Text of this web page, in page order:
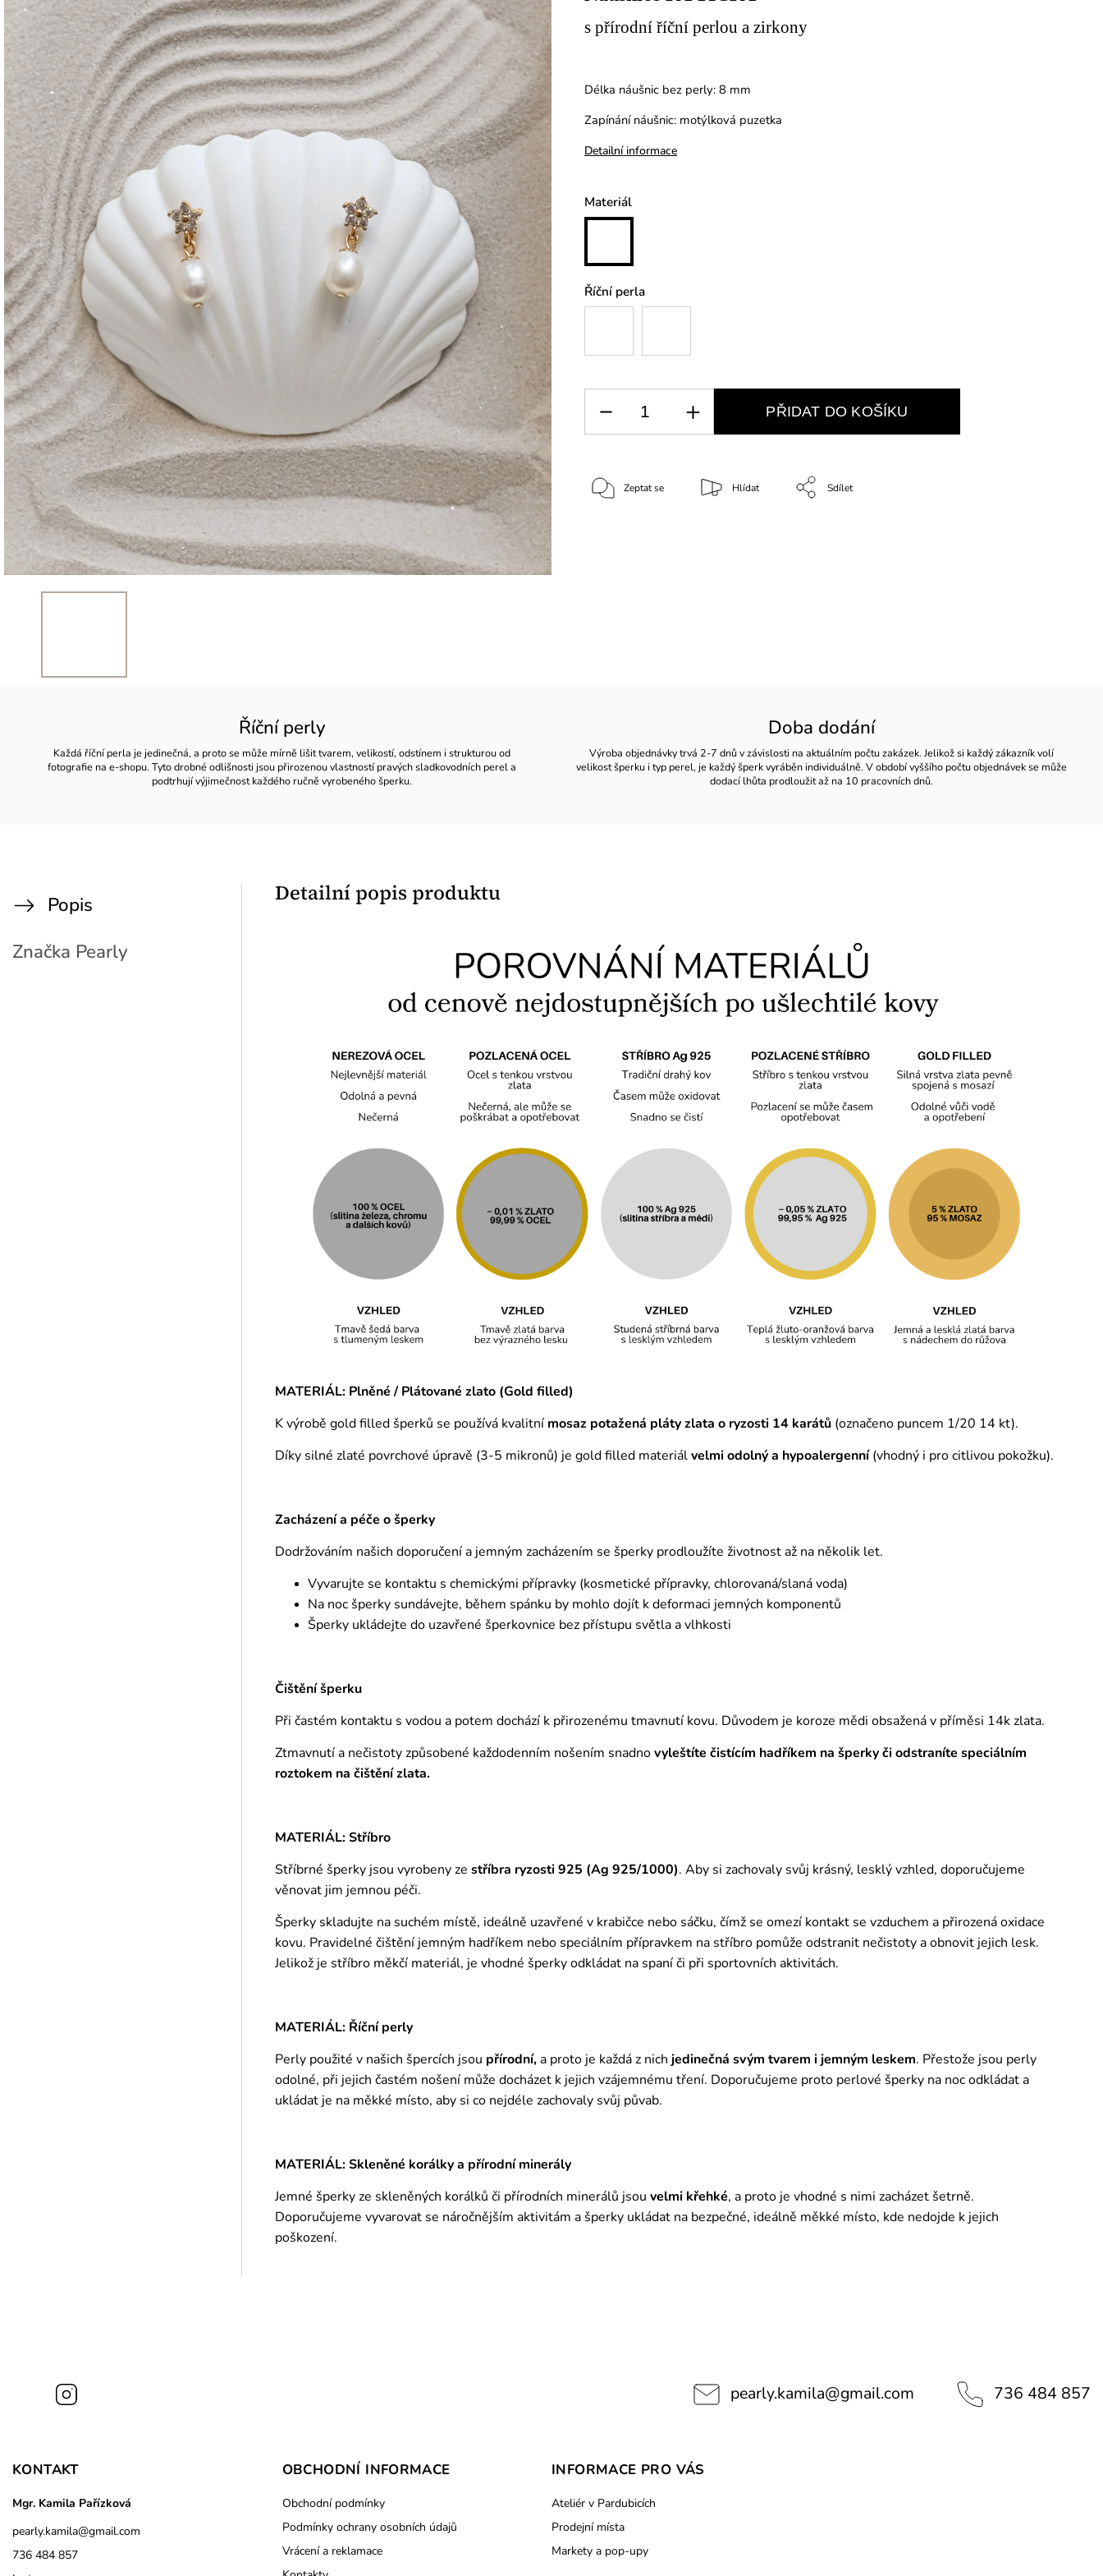
s přírodní říční perlou a zirkony
Délka náušnic bez perly: 8 mm
Zapínání náušnic: motýlková puzetka
Detailní informace
Materiál
Říční perla
PŘIDAT DO KOŠÍKU
Zeptat se Hlídat Sdílet
Říční perly
Každá říční perla je jedinečná, a proto se může mírně lišit tvarem, velikostí, odstínem i strukturou od
fotografie na e-shopu. Tyto drobné odlišnosti jsou přirozenou vlastností pravých sladkovodních perel a
podtrhují výjimečnost každého ručně vyrobeného šperku.
Doba dodání
Výroba objednávky trvá 2-7 dnů v závislosti na aktuálním počtu zakázek. Jelikož si každý zákazník volí
velikost šperku i typ perel, je každý šperk vyráběn individuálně. V období vyššího počtu objednávek se může
dodací lhůta prodloužit až na 10 pracovních dnů.
Popis
Značka Pearly
Detailní popis produktu
MATERIÁL: Plněné / Plátované zlato (Gold filled)
K výrobě gold filled šperků se používá kvalitní mosaz potažená pláty zlata o ryzosti 14 karátů (označeno puncem 1/20 14 kt).
Díky silné zlaté povrchové úpravě (3-5 mikronů) je gold filled materiálvelmi odolný a hypoalergenní(vhodný i pro citlivou pokožku).
Zacházení a péče o šperky
Dodržováním našich doporučení a jemným zacházením se šperky prodloužíte životnost až na několik let.
Vyvarujte se kontaktu s chemickými přípravky (kosmetické přípravky, chlorovaná/slaná voda)
Na noc šperky sundávejte, během spánku by mohlo dojít k deformaci jemných komponentů
Šperky ukládejte do uzavřené šperkovnice bez přístupu světla a vlhkosti
Čištění šperku
Při častém kontaktu s vodou a potem dochází k přirozenému tmavnutí kovu. Důvodem je koroze mědi obsažená v příměsi 14k zlata.
Ztmavnutí a nečistoty způsobené každodenním nošením snadnovyleštíte čistícím hadříkem na šperky či odstraníte speciálním
roztokem na čištění zlata.
MATERIÁL: Stříbro
Stříbrné šperky jsou vyrobeny ze stříbra ryzosti 925 (Ag 925/1000). Aby si zachovaly svůj krásný, lesklý vzhled, doporučujeme
věnovat jim jemnou péči.
Šperky skladujte na suchém místě, ideálně uzavřené v krabičce nebo sáčku, čímž se omezí kontakt se vzduchem a přirozená oxidace
kovu. Pravidelné čištění jemným hadříkem nebo speciálním přípravkem na stříbro pomůže odstranit nečistoty a obnovit jejich lesk.
Jelikož je stříbro měkčí materiál, je vhodné šperky odkládat na spaní či při sportovních aktivitách.
MATERIÁL: Říční perly
Perly použité v našich špercích jsou přírodní,a proto je každá z nich jedinečná svým tvarem i jemným leskem. Přestože jsou perly
odolné, při jejich častém nošení může docházet k jejich vzájemnému tření. Doporučujeme proto perlové šperky na noc odkládat a
ukládat je na měkké místo, aby si co nejdéle zachovaly svůj půvab.
MATERIÁL: Skleněné korálky a přírodní minerály
Jemné šperky ze skleněných korálků či přírodních minerálů jsou velmi křehké, a proto je vhodné s nimi zacházet šetrně.
Doporučujeme vyvarovat se náročnějším aktivitám a šperky ukládat na bezpečné, ideálně měkké místo, kde nedojde k jejich
poškození.
pearly.kamila@gmail.com 736 484 857
KONTAKT
Mgr. Kamila Pařízková
pearly.kamila@gmail.com
736 484 857
OBCHODNÍ INFORMACE
Obchodní podmínky
Podmínky ochrany osobních údajů
Vrácení a reklamace
INFORMACE PRO VÁS
Ateliér v Pardubicích
Prodejní místa
Markety a pop-upy